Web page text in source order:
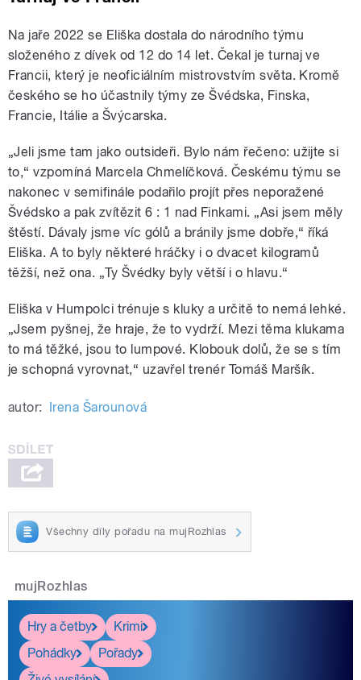
Na jaře 2022 se Eliška dostala do národního týmu
složeného z dívek od 12 do 14 let. Čekal je turnaj ve
Francii, který je neoficiálním mistrovstvím světa. Kromě
českého se ho účastnily týmy ze Švédska, Finska,
Francie, Itálie a Švýcarska.
„Jeli jsme tam jako outsideři. Bylo nám řečeno: užijte si
to,“ vzpomíná Marcela Chmelíčková. Českému týmu se
nakonec v semifinále podařilo projít přes neporažené
Švédsko a pak zvítězit 6 : 1 nad Finkami. „Asi jsem měly
štěstí. Dávaly jsme víc gólů a bránily jsme dobře,“ říká
Eliška. A to byly některé hráčky i o dvacet kilogramů
těžší, než ona. „Ty Švédky byly větší i o hlavu.“
Eliška v Humpolci trénuje s kluky a určitě to nemá lehké.
„Jsem pyšnej, že hraje, že to vydrží. Mezi těma klukama
to má těžké, jsou to lumpové. Klobouk dolů, že se s tím
je schopná vyrovnat,“ uzavřel trenér Tomáš Maršík.
autor: Irena Šarounová
Všechny díly pořadu na mujRozhlas
mujRozhlas
Hry a četby
Krimi
Pohádky
Pořady